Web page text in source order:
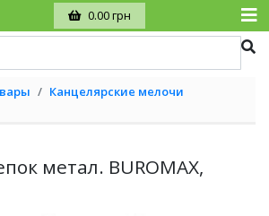
0.00 грн
Канцелярские мелочи
метал. BUROMAX,